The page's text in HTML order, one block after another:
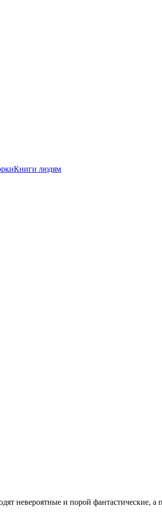
Книги людям
невероятные и порой фантастические, а